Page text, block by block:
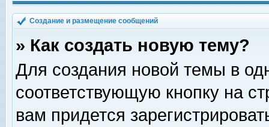
Создание и размещение сообщений
» Как создать новую тему?
Для создания новой темы в
соответствующую кнопку на
вам придется